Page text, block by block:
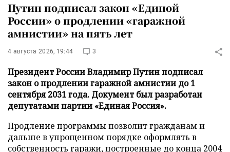
Путин подписал закон «Единой
России» о продлении «гаражной
амнистии» на пять лет
4 августа 2026, 19:44 3
Президент России Владимир Путин подписал
закон о продлении гаражной амнистии до 1
сентября 2031 года. Документ был разработан
депутатами партии «Единая Россия».
Продление программы позволит гражданам и
дальше в упрощенном порядке оформлять в
собственность гаражи, построенные до конца 2004